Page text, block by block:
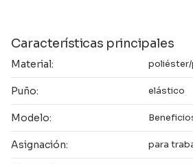
Características principales
Material:
Puño: elástico
Modelo:
Asignación: para